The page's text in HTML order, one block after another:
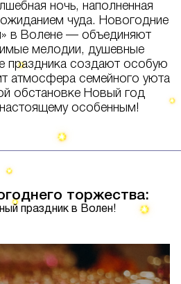
ночь, наполненная
чуда. Новогодние
в Волене — объединяют
мелодии, душевные
праздника создают особую
атмосфера семейного уюта
обстановке Новый год
особенным!
торжества:
праздник в Волен!